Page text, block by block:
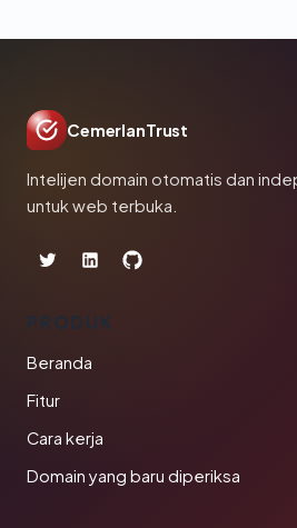
CemerlanTrust
Intelijen domain otomatis dan
untuk web terbuka.
PRODUK
Beranda
Fitur
Cara kerja
Domain yang baru diperiksa